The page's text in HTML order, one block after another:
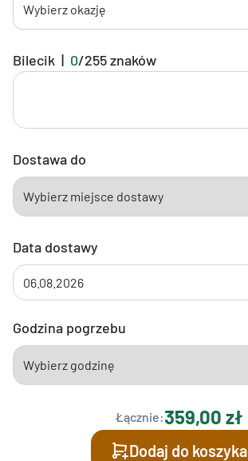
Wybierz okazję
Bilecik | 0/255znaków
Dostawa do
Data dostawy
Godzina pogrzebu
Łącznie:359,00 zł
Dodaj do koszyka